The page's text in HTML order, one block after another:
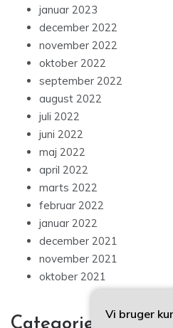
januar 2023
december 2022
november 2022
oktober 2022
september 2022
august 2022
juli 2022
juni 2022
maj 2022
april 2022
marts 2022
februar 2022
januar 2022
december 2021
november 2021
oktober 2021
Vi bruger